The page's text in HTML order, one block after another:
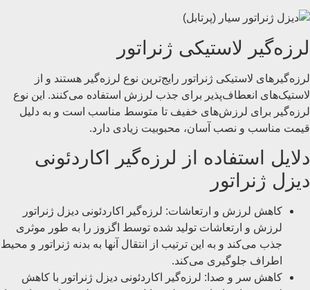
لرزه‌گیر لاستیکی ژنراتور
لرزه‌گیرهای لاستیکی ژنراتور رایج‌ترین نوع لرزه‌گیر هستند و از
لاستیک‌های انعطاف‌پذیر برای جذب لرزش استفاده می‌کنند. این نوع
لرزه‌گیر برای لرزش‌های خفیف تا متوسط مناسب است و به دلیل
قیمت مناسب و نصب آسان، محبوبیت زیادی دارد.
دلایل استفاده از لرزه‌گیر اکاردئونی
دیزل ژنراتور
کاهش لرزش و ارتعاشات: لرزه‌گیر اکاردئونی دیزل ژنراتور
لرزش و ارتعاشات تولید شده توسط اگزوز را به طور موثری
جذب می‌کند و به این ترتیب از انتقال آنها به بدنه ژنراتور و محیط
اطراف جلوگیری می‌کند.
کاهش سر و صدا: لرزه‌گیر اکاردئونی دیزل ژنراتور با کاهش